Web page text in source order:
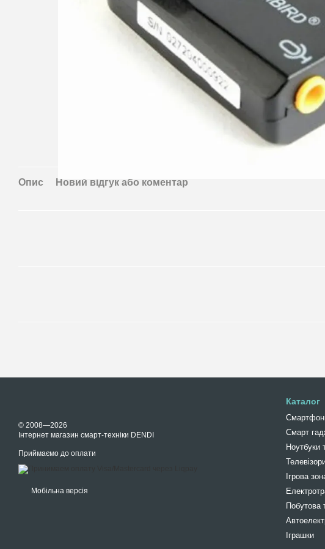
Опис Новий відгук або коментар
© 2008—2026
Інтернет магазин смарт-техніки DENDI
Приймаємо до оплати
Мобільна версія
Каталог
Смарт
Ноутбуки
Ігрова
Побутова
Іграшки